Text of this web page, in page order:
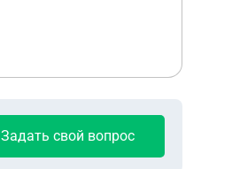
Задать свой вопрос